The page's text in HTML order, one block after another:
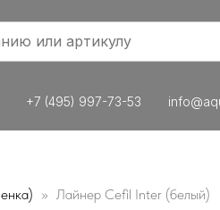
+7 (495) 997-73-53
Лайнер Cefil Inter (белый)